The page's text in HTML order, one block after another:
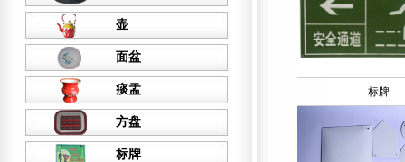
壶
面盆
痰盂
方盘
标牌
标牌